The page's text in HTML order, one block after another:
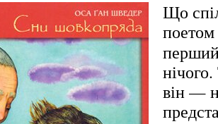
Що
перший
він —